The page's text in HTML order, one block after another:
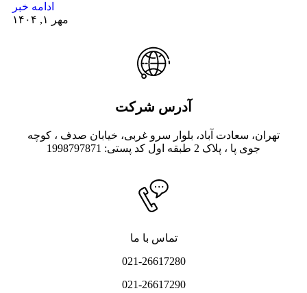
ادامه خبر
مهر ۱, ۱۴۰۴
آدرس شرکت
تهران، سعادت آباد، بلوار سرو غربی، خیابان صدف ، کوچه
جوی‌ پا ، پلاک 2 طبقه اول کد پستی: 1998797871
تماس با ما
021-26617280
021-26617290